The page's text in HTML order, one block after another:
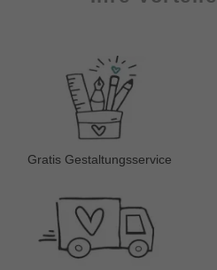
Gratis Gestaltungsservice